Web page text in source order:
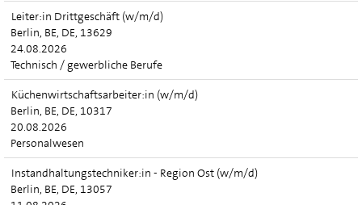
Leiter:in Drittgeschäft (w/m/d)
Berlin, BE, DE, 13629
24.08.2026
Technisch / gewerbliche Berufe
Küchenwirtschaftsarbeiter:in (w/m/d)
Berlin, BE, DE, 10317
20.08.2026
Personalwesen
Instandhaltungstechniker:in - Region Ost (w/m/d)
Berlin, BE, DE, 13057